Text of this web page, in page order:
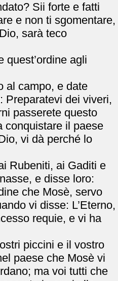
Sii forte e fatti
e non ti sgomentare,
sarà teco
quest’ordine agli
al campo, e date
Preparatevi dei viveri,
passerete questo
conquistare il paese
vi dà perché lo
Rubeniti, ai Gaditi e
e disse loro:
che Mosè, servo
vi disse: L’Eterno,
requie, e vi ha
piccini e il vostro
paese che Mosè vi
ma voi tutti che